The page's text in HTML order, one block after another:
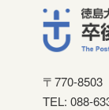
〒770-8503
TEL: 088-